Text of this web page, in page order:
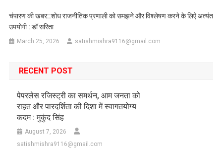
चंपारण की खबर::शोध राजनीतिक प्रणाली को समझने और विश्लेषण करने के लिऐ अत्यंत
उपयोगी : डॉ सरिता
March 25, 2026 satishmishra9116@gmail.com
RECENT POST
पेपरलेस रजिस्ट्री का समर्थन, आम जनता को
राहत और पारदर्शिता की दिशा में स्वागतयोग्य
कदम : मुकुंद सिंह
August 7, 2026
satishmishra9116@gmail.com